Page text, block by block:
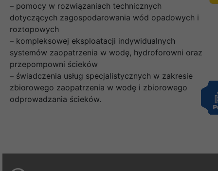
– pomocy w rozwiązaniach technicznych
dotyczących zagospodarowania wód opadowych i
roztopowych
– kompleksowej eksploatacji indywidualnych
systemów zaopatrzenia w wodę, hydroforowni oraz
przepompowni ścieków
– świadczenia usług specjalistycznych w zakresie
zbiorowego zaopatrzenia w wodę i zbiorowego
odprowadzania ścieków.